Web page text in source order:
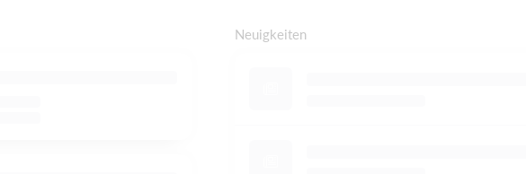
Neuigkeiten